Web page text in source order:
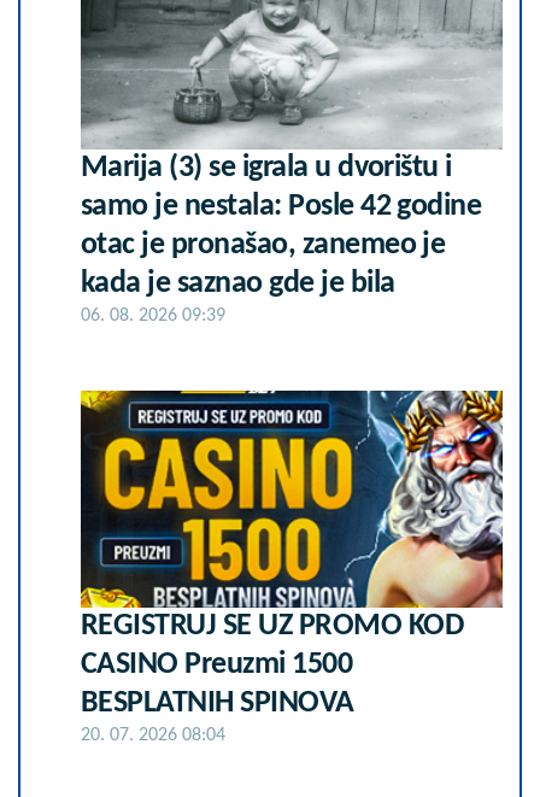
Marija (3) se igrala u dvorištu i
samo je nestala: Posle 42 godine
otac je pronašao, zanemeo je
kada je saznao gde je bila
06. 08. 2026 09:39
REGISTRUJ SE UZ PROMO KOD
CASINO Preuzmi 1500
BESPLATNIH SPINOVA
20. 07. 2026 08:04